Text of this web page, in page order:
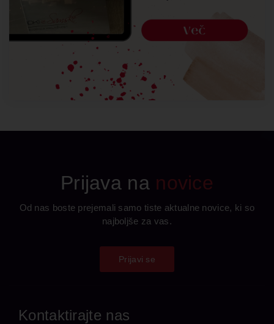
Prijava na novice
Od nas boste prejemali samo tiste aktualne novice, ki so
najboljše za vas.
Prijavi se
Kontaktirajte nas